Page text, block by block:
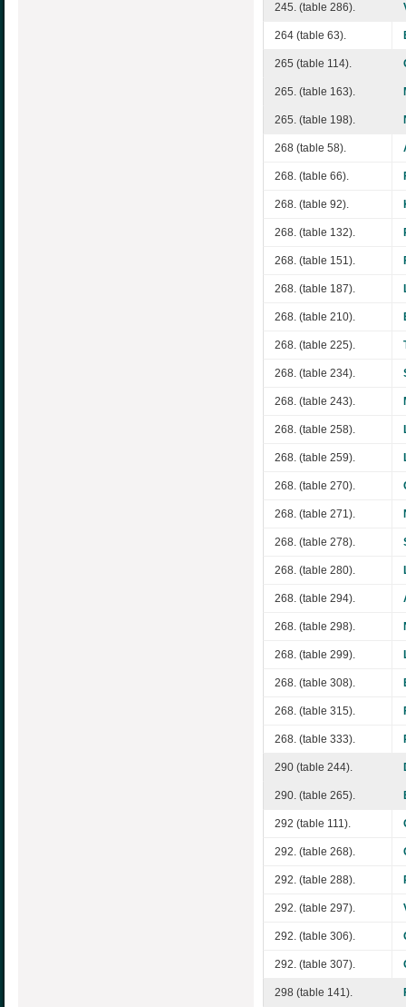
245. (table 286).
264 (table 63).
265 (table 114).
265. (table 163).
265. (table 198).
268 (table 58).
268. (table 66).
268. (table 92).
268. (table 132).
268. (table 151).
268. (table 187).
268. (table 210).
268. (table 225).
268. (table 234).
268. (table 243).
268. (table 258).
268. (table 259).
268. (table 270).
268. (table 271).
268. (table 278).
268. (table 280).
268. (table 294).
268. (table 298).
268. (table 299).
268. (table 308).
268. (table 315).
268. (table 333).
290 (table 244).
290. (table 265).
292 (table 111).
292. (table 268).
292. (table 288).
292. (table 297).
292. (table 306).
292. (table 307).
298 (table 141).